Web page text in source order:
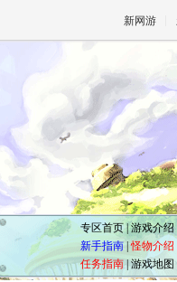
新网游
专区首页| 游戏介绍
新手指南 |怪物介绍
任务指南|游戏地图